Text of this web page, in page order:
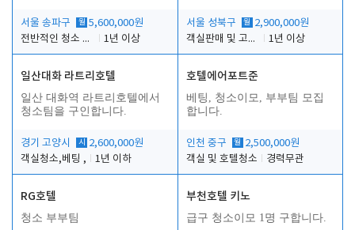
서울 송파구 월 5,600,000원
전반적인 청소 업무(객실청소.객실정리)
1년 이상
서울 성북구 월 2,900,000원
객실판매 및 고객응대
1년 이상
일산대화 라트리호텔
일산 대화역 라트리호텔에서
청소팀을 구인합니다.
경기 고양시 시
2,600,000원
객실청소,베팅 ,
1년 이하
호텔에어포트준
베팅, 청소이모, 부부팀 모집
합니다.
인천 중구 월 2,500,000원
객실 및 호텔청소
경력무관
RG호텔
청소 부부팀
부천호텔 키노
급구 청소이모 1명 구합니다.